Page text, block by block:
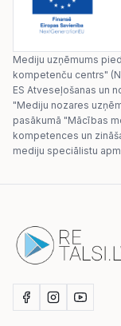
Mediju uzņēmums
kompetenču centrs"
ES Atveseļošanas un
"Mediju nozares
pasākumā "Mācības
kompetences un
mediju speciālistu